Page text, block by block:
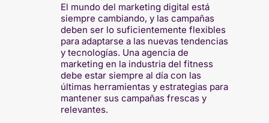
El mundo del marketing digital está
siempre cambiando, y las campañas
deben ser lo suficientemente flexibles
para adaptarse a las nuevas tendencias
y tecnologías. Una agencia de
marketing en la industria del fitness
debe estar siempre al día con las
últimas herramientas y estrategias para
mantener sus campañas frescas y
relevantes.